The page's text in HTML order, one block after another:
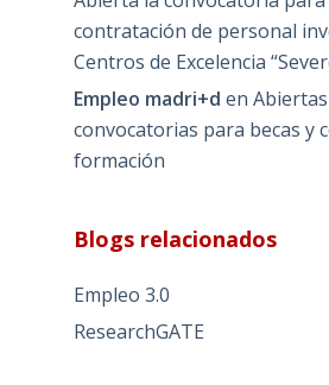
contratación de personal
Centros de Excelencia
Empleo madri+d en
convocatorias para becas y
formación
Blogs relacionados
Empleo 3.0
ResearchGATE